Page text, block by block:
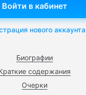
Биографии
содержания
Очерки
Войти в кабинет
нового аккаунта